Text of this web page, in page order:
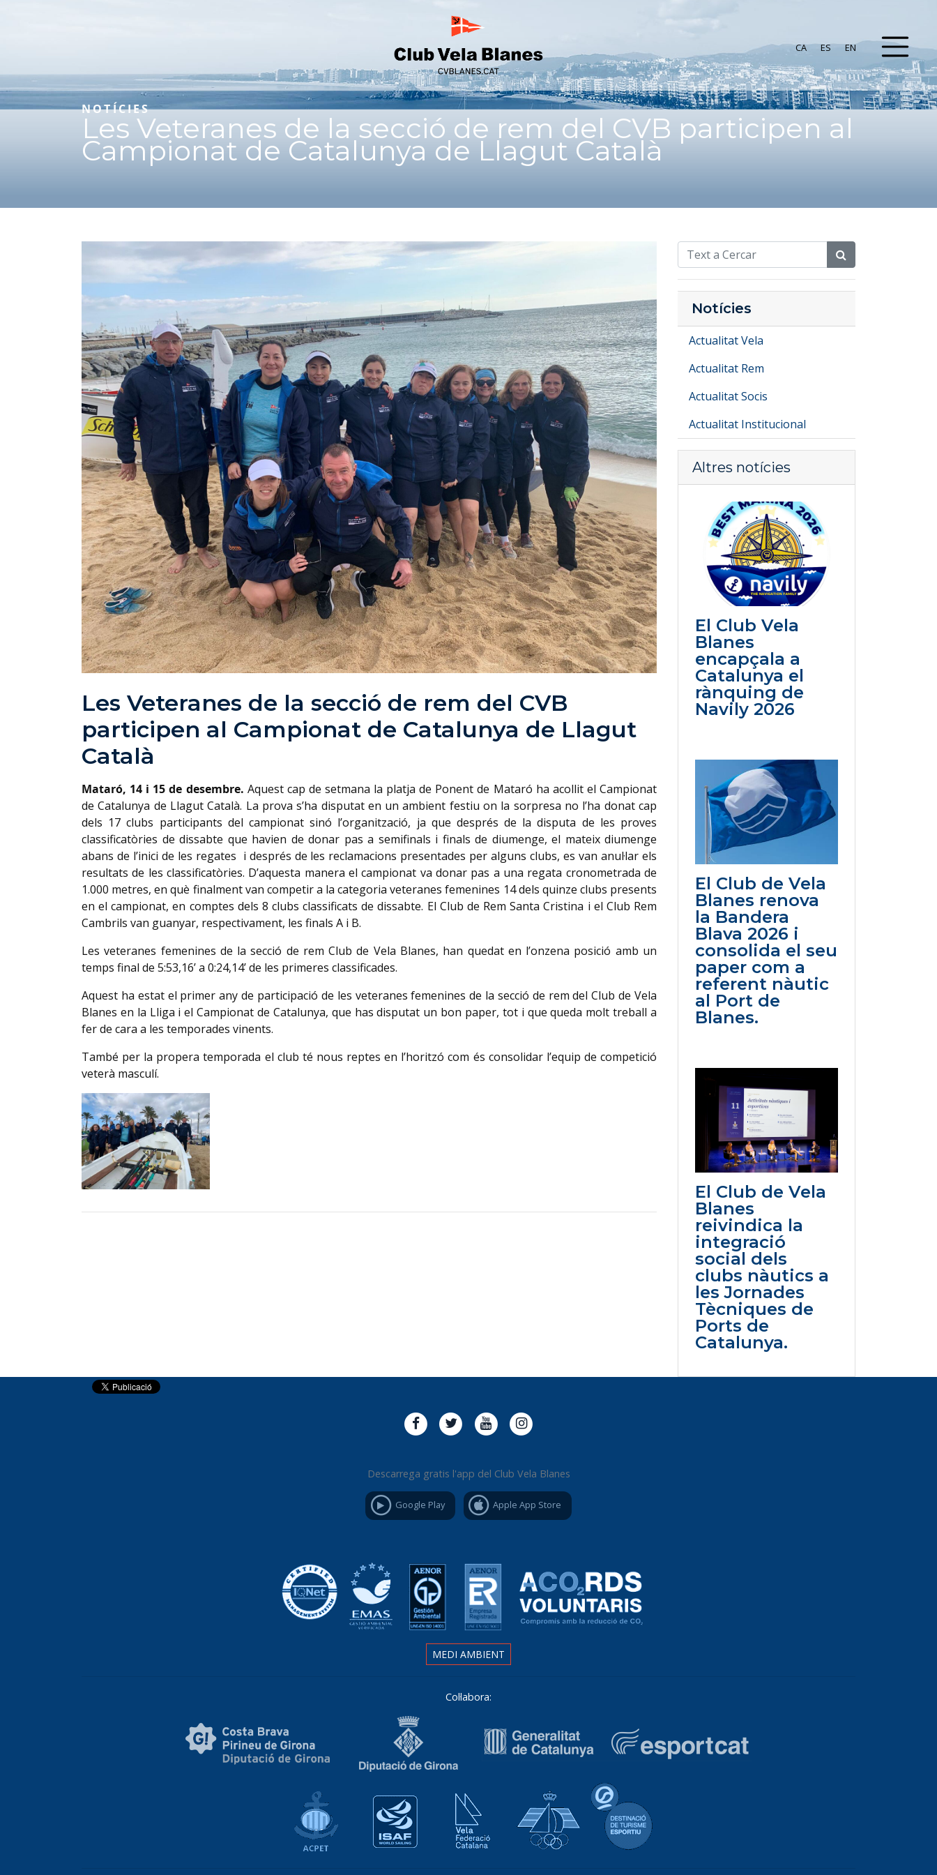
CA ES EN
NOTÍCIES
Les Veteranes de la secció de rem del CVB participen al
Campionat de Catalunya de Llagut Català
Les Veteranes de la secció de rem del CVB
participen al Campionat de Catalunya de Llagut
Català
Mataró, 14 i 15 de desembre. Aquest cap de setmana la platja de Ponent de Mataró ha acollit el Campionat
de Catalunya de Llagut Català. La prova s’ha disputat en un ambient festiu on la sorpresa no l’ha donat cap
dels 17 clubs participants del campionat sinó l’organització, ja que després de la disputa de les proves
classificatòries de dissabte que havien de donar pas a semifinals i finals de diumenge, el mateix diumenge
abans de l’inici de les regates i després de les reclamacions presentades per alguns clubs, es van anul·lar els
resultats de les classificatòries. D’aquesta manera el campionat va donar pas a una regata cronometrada de
1.000 metres, en què finalment van competir a la categoria veteranes femenines 14 dels quinze clubs presents
en el campionat, en comptes dels 8 clubs classificats de dissabte. El Club de Rem Santa Cristina i el Club Rem
Cambrils van guanyar, respectivament, les finals A i B.
Les veteranes femenines de la secció de rem Club de Vela Blanes, han quedat en l’onzena posició amb un
temps final de 5:53,16’ a 0:24,14’ de les primeres classificades.
Aquest ha estat el primer any de participació de les veteranes femenines de la secció de rem del Club de Vela
Blanes en la Lliga i el Campionat de Catalunya, que has disputat un bon paper, tot i que queda molt treball a
fer de cara a les temporades vinents.
També per la propera temporada el club té nous reptes en l’horitzó com és consolidar l’equip de competició
veterà masculí.
Notícies
Actualitat Vela
Actualitat Rem
Actualitat Socis
Actualitat Institucional
Altres notícies
El Club Vela
Blanes
encapçala a
Catalunya el
rànquing de
Navily 2026
El Club de Vela
Blanes renova
la Bandera
Blava 2026 i
consolida el seu
paper com a
referent nàutic
al Port de
Blanes.
El Club de Vela
Blanes
reivindica la
integració
social dels
clubs nàutics a
les Jornades
Tècniques de
Ports de
Catalunya.
Descarrega gratis l'app del Club Vela Blanes
Google Play Apple App Store
MEDI AMBIENT
Col·labora:
Associació Catalana de Ports Esportius i Turístics
Isaf World Sailing Vela Federació CatalanaReal Federación Española de Vela